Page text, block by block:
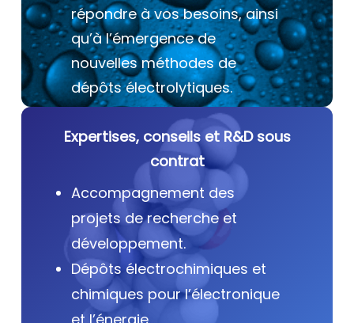
répondre à vos besoins, ainsi
qu’à l’émergence de
nouvelles méthodes de
dépôts électrolytiques.
Expertises, conseils et R&D sous
contrat
Accompagnement des
projets de recherche et
développement.
Dépôts électrochimiques et
chimiques pour l’électronique